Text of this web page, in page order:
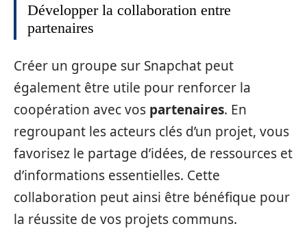
Développer la collaboration entre
partenaires
Créer un groupe sur Snapchat peut
également être utile pour renforcer la
coopération avec vos partenaires. En
regroupant les acteurs clés d’un projet, vous
favorisez le partage d’idées, de ressources et
d’informations essentielles. Cette
collaboration peut ainsi être bénéfique pour
la réussite de vos projets communs.